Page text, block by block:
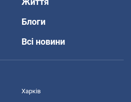
Блоги
Всі новини
Харків